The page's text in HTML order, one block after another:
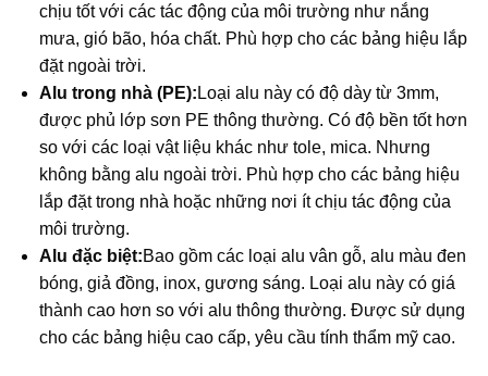
chịu tốt với các tác động của môi trường như nắng
mưa, gió bão, hóa chất. Phù hợp cho các bảng hiệu lắp
đặt ngoài trời.
Alu trong nhà (PE): Loại alu này có độ dày từ 3mm,
được phủ lớp sơn PE thông thường. Có độ bền tốt hơn
so với các loại vật liệu khác như tole, mica. Nhưng
không bằng alu ngoài trời. Phù hợp cho các bảng hiệu
lắp đặt trong nhà hoặc những nơi ít chịu tác động của
môi trường.
Alu đặc biệt:Bao gồm các loại alu vân gỗ, alu màu đen
bóng, giả đồng, inox, gương sáng. Loại alu này có giá
thành cao hơn so với alu thông thường. Được sử dụng
cho các bảng hiệu cao cấp, yêu cầu tính thẩm mỹ cao.